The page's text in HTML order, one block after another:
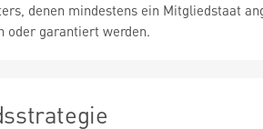
denen mindestens ein Mitgliedstaat
oder garantiert werden.